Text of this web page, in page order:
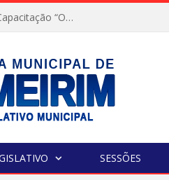
Servidores e Vereadores de Almeirim Participam da Capacitação “Orientar é a Nossa Missão”
SESSÕES